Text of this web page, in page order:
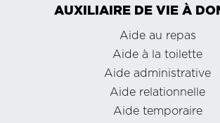
AUXILIAIRE DE VIE À
Aide au repas
Aide à la toilette
Aide administrative
Aide relationnelle
Aide temporaire